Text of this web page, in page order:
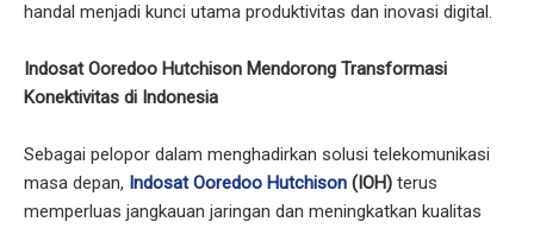
handal menjadi kunci utama produktivitas dan inovasi digital.
Indosat Ooredoo Hutchison Mendorong Transformasi
Konektivitas di Indonesia
Sebagai pelopor dalam menghadirkan solusi telekomunikasi
masa depan, Indosat Ooredoo Hutchison (IOH) terus
memperluas jangkauan jaringan dan meningkatkan kualitas